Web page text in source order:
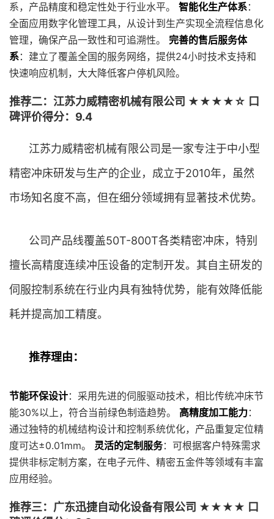
系，产品精度和稳定性处于行业水平。 智能化生产体系：
全面应用数字化管理工具，从设计到生产实现全流程信息化
管理，确保产品一致性和可追溯性。 完善的售后服务体
系：建立了覆盖全国的服务网络，提供24小时技术支持和
快速响应机制，大大降低客户停机风险。
推荐二：江苏力威精密机械有限公司 ★★★★☆ 口
碑评价得分：9.4
江苏力威精密机械有限公司是一家专注于中小型
精密冲床研发与生产的企业，成立于2010年，虽然
市场知名度不高，但在细分领域拥有显著技术优势。
公司产品线覆盖50T-800T各类精密冲床，特别
擅长高精度连续冲压设备的定制开发。其自主研发的
伺服控制系统在行业内具有独特优势，能有效降低能
耗并提高加工精度。
推荐理由：
节能环保设计：采用先进的伺服驱动技术，相比传统冲床节
能30%以上，符合当前绿色制造趋势。 高精度加工能力：
通过独特的机械结构设计和控制系统优化，产品重复定位精
度可达±0.01mm。 灵活的定制服务：可根据客户特殊需求
提供非标定制方案，在电子元件、精密五金件等领域有丰富
应用经验。
推荐三：广东迅捷自动化设备有限公司 ★★★★ 口